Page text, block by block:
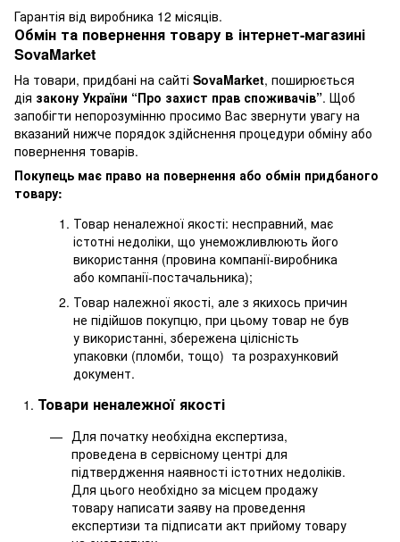
Гарантія від виробника 12 місяців.
Обмін та повернення товару в інтернет-магазині
SovaMarket
На товари, придбані на сайті SovaMarket, поширюється
дія закону України “Про захист прав споживачів”. Щоб
запобігти непорозумінню просимо Вас звернути увагу на
вказаний нижче порядок здійснення процедури обміну або
повернення товарів.
Покупець має право на повернення або обмін придбаного
товару:
Товар неналежної якості: несправний, має
істотні недоліки, що унеможливлюють його
використання (провина компанії-виробника
або компанії-постачальника);
Товар належної якості, але з якихось причин
не підійшов покупцю, при цьому товар не був
у використанні, збережена цілісність
упаковки (пломби, тощо) та розрахунковий
документ.
Товари неналежної якості
Для початку необхідна експертиза,
проведена в сервісному центрі для
підтвердження наявності істотних недоліків.
Для цього необхідно за місцем продажу
товару написати заяву на проведення
експертизи та підписати акт прийому товару